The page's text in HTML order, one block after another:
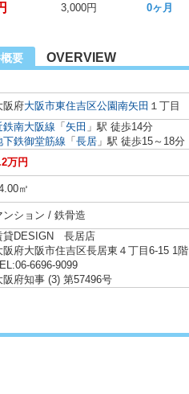
3,000円 0ヶ月
要 OVERVIEW
阪府大阪市東住吉区公園南矢田 １丁目
鉄南大阪線 「 矢田 」駅 徒歩14分
下鉄御堂筋線 「 長居 」駅 徒歩15～18分
万円
㎡
ンション / 鉄骨造
貸DESIGN 長居店
阪府大阪市住吉区長居東４丁目6-15 1階
6696-9099
阪府知事 (3) 第57496号